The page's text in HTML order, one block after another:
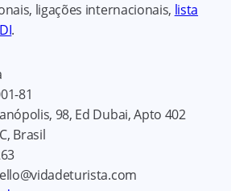
ligações internacionais, lista
.
81
98, Ed Dubai, Apto 402
Brasil